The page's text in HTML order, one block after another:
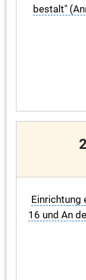
bestalt"
Einrichtung
16 und An